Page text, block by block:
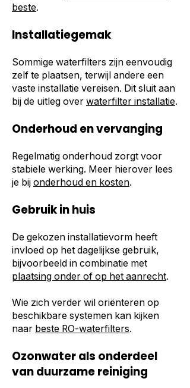
beste.
Installatiegemak
Sommige waterfilters zijn eenvoudig
zelf te plaatsen, terwijl andere een
vaste installatie vereisen. Dit sluit aan
bij de uitleg over waterfilter installatie.
Onderhoud en vervanging
Regelmatig onderhoud zorgt voor
stabiele werking. Meer hierover lees
je bij onderhoud en kosten.
Gebruik in huis
De gekozen installatievorm heeft
invloed op het dagelijkse gebruik,
bijvoorbeeld in combinatie met
plaatsing onder of op het aanrecht.
Wie zich verder wil oriënteren op
beschikbare systemen kan kijken
naar beste RO-waterfilters.
Ozonwater als onderdeel
van duurzame reiniging